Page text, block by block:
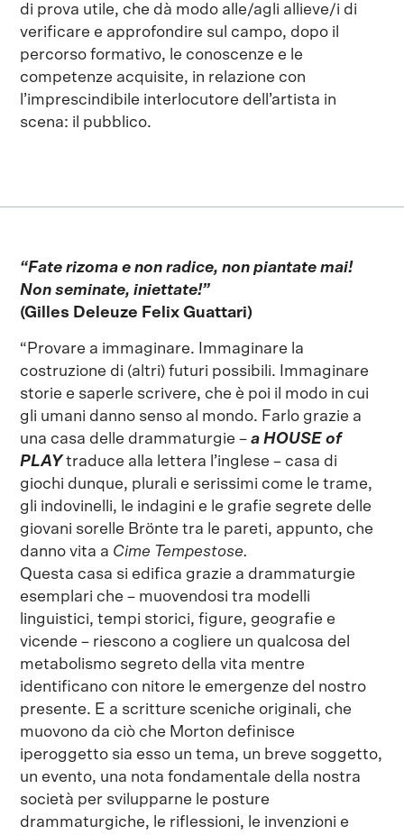
di prova utile, che dà modo alle/agli allieve/i di
verificare e approfondire sul campo, dopo il
percorso formativo, le conoscenze e le
competenze acquisite, in relazione con
l’imprescindibile interlocutore dell’artista in
scena: il pubblico.
“Fate rizoma e non radice, non piantate mai!
Non seminate, iniettate!”
(Gilles Deleuze Felix Guattari)
“Provare a immaginare. Immaginare la
costruzione di (altri) futuri possibili. Immaginare
storie e saperle scrivere, che è poi il modo in cui
gli umani danno senso al mondo. Farlo grazie a
una casa delle drammaturgie –a HOUSE of
PLAYtraduce alla lettera l’inglese – casa di
giochi dunque, plurali e serissimi come le trame,
gli indovinelli, le indagini e le grafie segrete delle
giovani sorelle Brönte tra le pareti, appunto, che
danno vita a Cime Tempestose.
Questa casa si edifica grazie a drammaturgie
esemplari che – muovendosi tra modelli
linguistici, tempi storici, figure, geografie e
vicende – riescono a cogliere un qualcosa del
metabolismo segreto della vita mentre
identificano con nitore le emergenze del nostro
presente. E a scritture sceniche originali, che
muovono da ciò che Morton definisce
iperoggetto sia esso un tema, un breve soggetto,
un evento, una nota fondamentale della nostra
società per svilupparne le posture
drammaturgiche, le riflessioni, le invenzioni e